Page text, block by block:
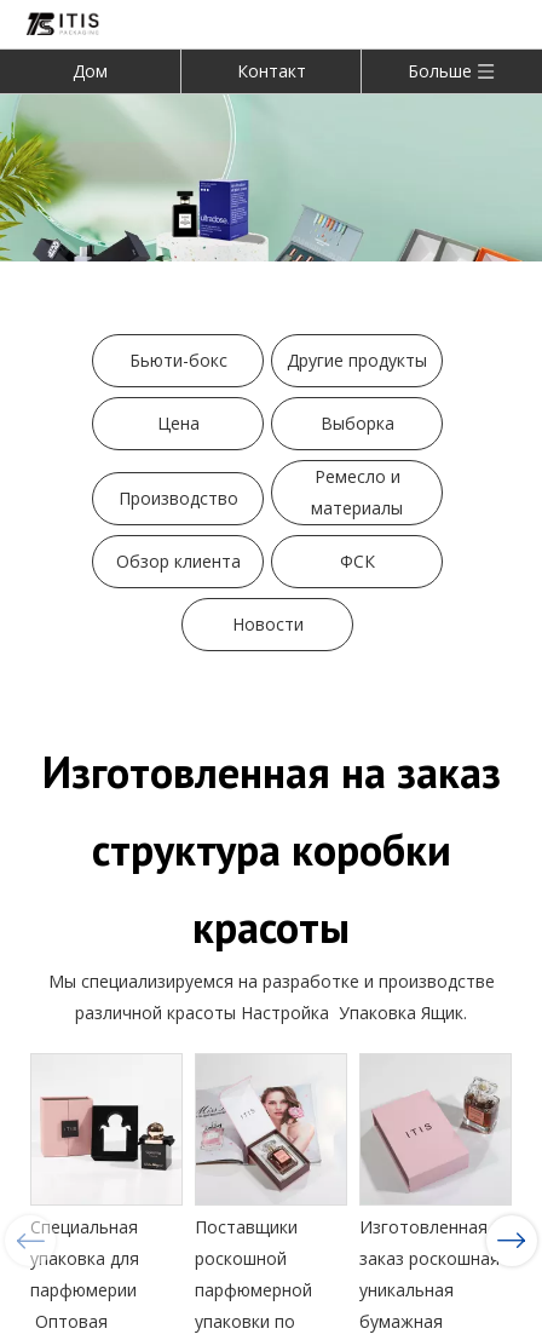
Дом Контакт Больше
Бьюти-бокс Другие продукты
Цена Выборка
Производство
Ремесло и
материалы
Обзор клиента ФСК
Новости
Изготовленная на заказ
структура коробки
красоты
Мы специализируемся на разработке и производстве
различной красоты Настройка Упаковка Ящик.
Специальная
упаковка для
парфюмерии
Оптовая
Поставщики
роскошной
парфюмерной
упаковки по
Изготовленная на
заказ роскошная
уникальная
бумажная